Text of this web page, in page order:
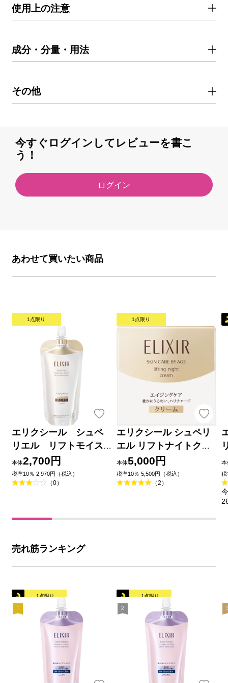
使用上の注意
成分・分量・用法
その他
今すぐログインしてレビューを書こ
う！
ログイン
あわせて買いたい商品
1点限り
エリクシール シュペ
リエル リフトモイス
ト ローション しっ
とりタイプ ｂａ
（つめかえ用） １５０
本体2,700円
税率10％ 2,970円（税込）
（0）
1点限り
エリクシール シュペリ
エル リフトナイトクリ
ーム W ４０ｇ 資生堂
本体5,000円
税率10％ 5,500円（税込）
（2）
本
税
売れ筋ランキング
1点限り 1点限り